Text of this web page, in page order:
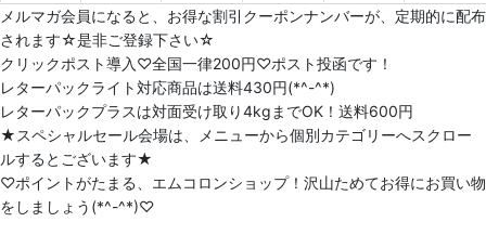
メルマガ会員になると、お得な割引クーポンナンバーが、定期的に配布
されます☆是非ご登録下さい☆
クリックポスト導入♡全国一律200円♡ポスト投函です！
レターパックライト対応商品は送料430円(*^-^*)
レターパックプラスは対面受け取り4kgまでOK！送料600円
★スペシャルセール会場は、メニューから個別カテゴリーへスクロー
ルするとございます★
♡ポイントがたまる、エムコロンショップ！沢山ためてお得にお買い物
をしましょう(*^-^*)♡